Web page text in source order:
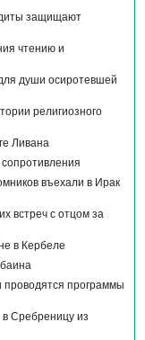
защищают
чтению и
души осиротевшей
религиозного
Ливана
въехали в Ирак
встреч с отцом за
в Кербеле
программы
Сребреницу из